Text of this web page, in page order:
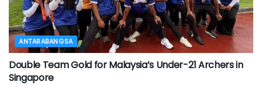
ANTARABANGSA
Double Team Gold for Malaysia’s Under-21 Archers in
Singapore